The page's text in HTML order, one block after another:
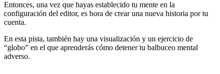
Entonces, una vez que hayas establecido tu mente en la
configuración del editor, es hora de crear una nueva historia por tu
cuenta.
En esta pista, también hay una visualización y un ejercicio de
“globo” en el que aprenderás cómo detener tu balbuceo mental
adverso.